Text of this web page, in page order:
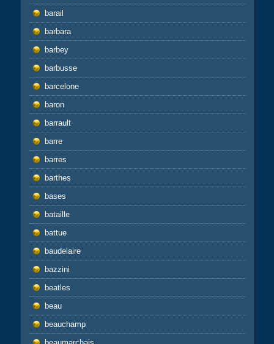
barail
barbara
barbey
barbusse
barcelone
baron
barrault
barre
barres
barthes
bases
bataille
battue
baudelaire
bazzini
beatles
beau
beauchamp
beaumarchais